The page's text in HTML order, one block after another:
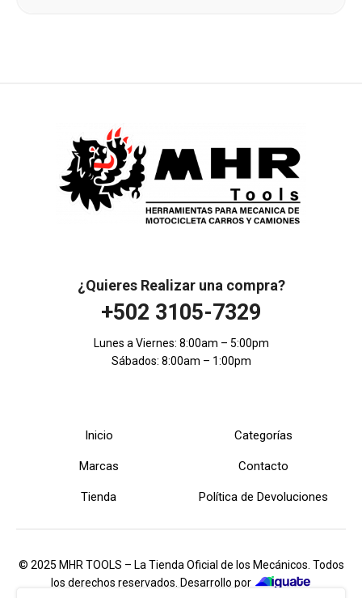
¿Quieres Realizar una compra?
+502 3105-7329
Lunes a Viernes: 8:00am – 5:00pm
Sábados: 8:00am – 1:00pm
Inicio Categorías
Marcas Contacto
Tienda Política de Devoluciones
© 2025 MHR TOOLS – La Tienda Oficial de los Mecánicos. Todos
los derechos reservados. Desarrollo por iGuate.com